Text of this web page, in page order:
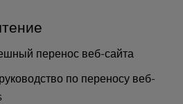
перенос веб-сайта
по переносу веб-